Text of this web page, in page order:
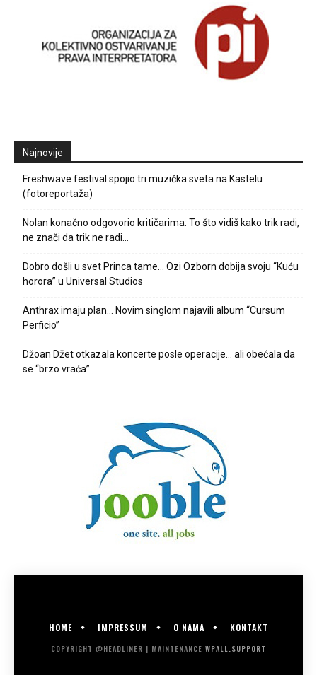
Najnovije
Freshwave festival spojio tri muzička sveta na Kastelu
(fotoreportaža)
Nolan konačno odgovorio kritičarima: To što vidiš kako trik radi,
ne znači da trik ne radi…
Dobro došli u svet Princa tame… Ozi Ozborn dobija svoju “Kuću
horora” u Universal Studios
Anthrax imaju plan… Novim singlom najavili album “Cursum
Perficio”
Džoan Džet otkazala koncerte posle operacije… ali obećala da
se “brzo vraća”
HOME IMPRESSUM O NAMA KONTAKT
COPYRIGHT @HEADLINER | MAINTENANCE WPALL.SUPPORT